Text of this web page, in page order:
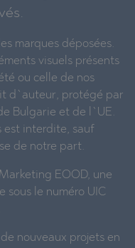
marques déposées.
visuels présents
ou celle de nos
d`auteur, protégé par
Bulgarie et de l`UE.
est interdite, sauf
de notre part.
EOOD, une
sous le numéro UIC
nouveaux projets en